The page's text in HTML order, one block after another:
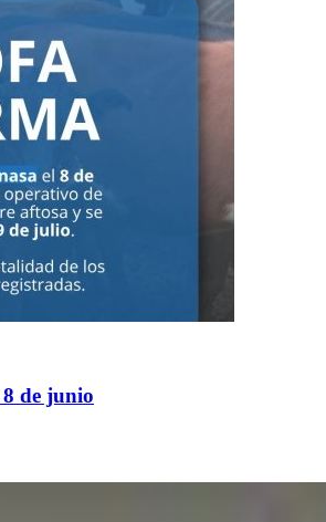
8 de junio